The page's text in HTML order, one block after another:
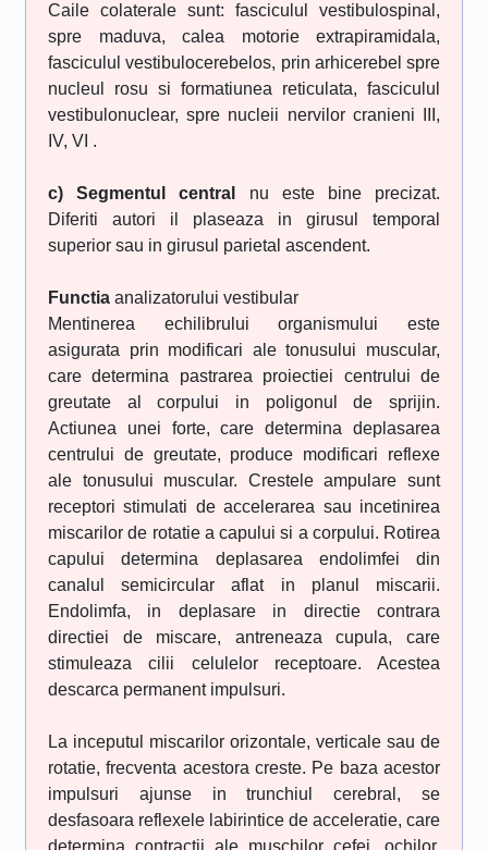
Caile colaterale sunt: fasciculul vestibulospinal,
spre maduva, calea motorie extrapiramidala,
fasciculul vestibulocerebelos, prin arhicerebel spre
nucleul rosu si formatiunea reticulata, fasciculul
vestibulonuclear, spre nucleii nervilor cranieni III,
IV, VI .
c) Segmentul central
nu este bine precizat.
Diferiti autori il plaseaza in girusul temporal
superior sau in girusul parietal ascendent.
Functia analizatorului vestibular
Mentinerea echilibrului organismului este
asigurata prin modificari ale tonusului muscular,
care determina pastrarea proiectiei centrului de
greutate al corpului in poligonul de sprijin.
Actiunea unei forte, care determina deplasarea
centrului de greutate, produce modificari reflexe
ale tonusului muscular. Crestele ampulare sunt
receptori stimulati de accelerarea sau incetinirea
miscarilor de rotatie a capului si a corpului. Rotirea
capului determina deplasarea endolimfei din
canalul semicircular aflat in planul miscarii.
Endolimfa, in deplasare in directie contrara
directiei de miscare, antreneaza cupula, care
stimuleaza cilii celulelor receptoare. Acestea
descarca permanent impulsuri.
La inceputul miscarilor orizontale, verticale sau de
rotatie, frecventa acestora creste. Pe baza acestor
impulsuri ajunse in trunchiul cerebral, se
desfasoara reflexele labirintice de acceleratie, care
determina contractii ale muschilor cefei, ochilor,